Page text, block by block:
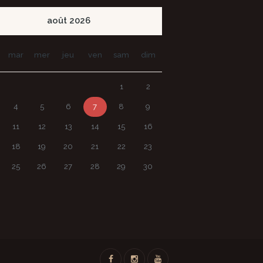
août 2026
mar mer jeu ven sam dim
1 2
4 5 6 7 8 9
11 12 13 14 15 16
18 19 20 21 22 23
25 26 27 28 29 30